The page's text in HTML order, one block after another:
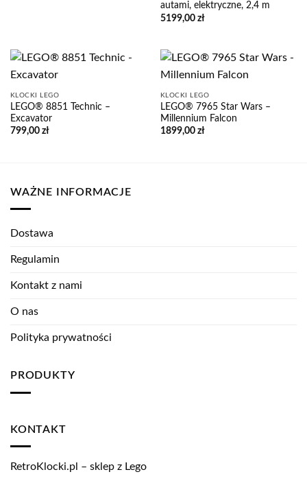
autami, elektryczne, 2,4 m
5199,00 zł
KLOCKI LEGO
LEGO® 8851 Technic –
Excavator
799,00 zł
KLOCKI LEGO
LEGO® 7965 Star Wars –
Millennium Falcon
1899,00 zł
WAŻNE INFORMACJE
Dostawa
Regulamin
Kontakt z nami
O nas
Polityka prywatności
PRODUKTY
KONTAKT
RetroKlocki.pl – sklep z Lego